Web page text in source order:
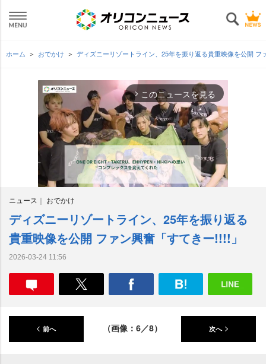
ホーム おでかけ ディズニーリゾートライン、25年を振り返る貴重映像を公開
arrow_forward_ios このニュースを見る
M
t
ニュース おでかけ
ディズニーリゾートライン、25年を振り返る
貴重映像を公開 ファン興奮「すてきー!!!!」
2026-03-24 11:56
前へ （画像：6／8） 次へ